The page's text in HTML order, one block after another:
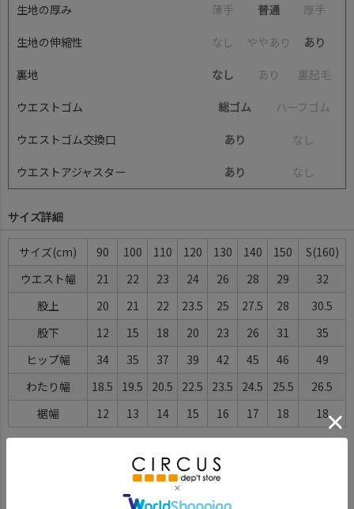
生地の厚み 薄手 普通 厚手
生地の伸縮性 な し ややあ り あり
裏地 なし あ り 裏起毛
ウエストゴム 総ゴム ハーフ ゴ ム
ウエストゴム交換口 あり な し
ウエストアジャスター あり な し
サイズ詳細
サイズ 90 100 110 120 130 140 150
S(160)
ウエスト幅
21 22 23 24 26 28 29
32
股上
20 21 22 23.5 25 27.5 28
30.5
股下
12 15 18 20 23 26 31
35
ヒップ幅
34 35 37 39 42 45 46
49
わたり幅
18.5 19.5 20.5 22.5 23.5 24.5 25.5
26.5
裾幅
12 13 14 15 16 17 18 18
※SNPはサイドネックポイント（肩から裾までの直線で計測した長